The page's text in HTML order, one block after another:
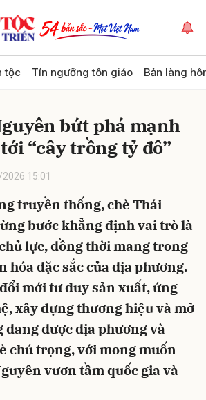
tộc Tín ngưỡng tôn giáo Bản làng
bứt phá mạnh
“cây trồng tỷ đô”
15:01
truyền thống, chè Thái
bước khẳng định vai trò là
lực, đồng thời mang trong
hóa đặc sắc của địa phương.
mới tư duy sản xuất, ứng
xây dựng thương hiệu và mở
được địa phương và
chú trọng, với mong muốn
vươn tầm quốc gia và
Hủy